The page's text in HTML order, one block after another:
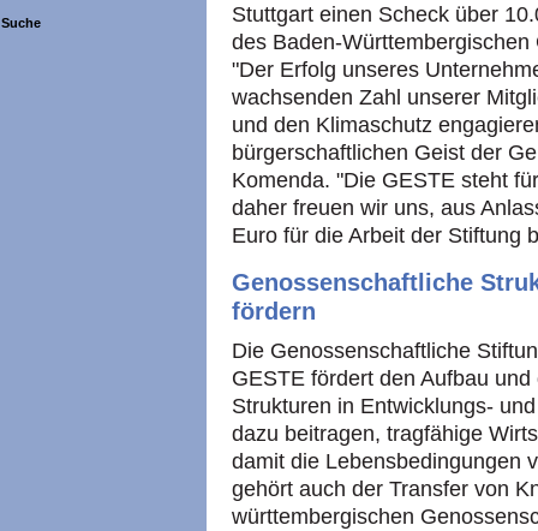
Suche
Stuttgart einen Scheck über
des Baden-
"Der Erfolg unseres
wachsenden Zahl unserer
und den Klimaschutz
bürgerschaftlichen Geist der
Komenda. "Die GESTE steht
daher freuen wir uns, aus
Euro für die Arbeit der Stiftung
Genossenschaftliche
fördern
Die Genossenschaftliche
GESTE fördert den Aufbau
Strukturen in Entwicklungs-
dazu beitragen, tragfähige
damit die Lebensbedingungen
gehört auch der Transfer von
württembergischen